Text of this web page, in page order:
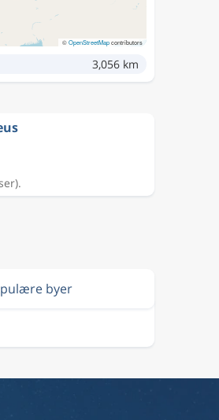
©OpenStreetMapcontributors
3,056 km
byer